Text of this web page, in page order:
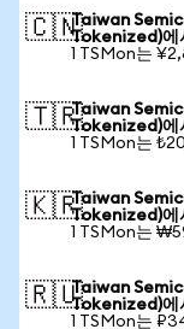
🇨🇳Taiwan
Tokenized)에
1 TSMon는
🇹🇷Taiwan
Tokenized)에
1 TSMon는
🇰🇷Taiwan
Tokenized)에
1 TSMon는
🇷🇺Taiwan
Tokenized)에
1 TSMon는